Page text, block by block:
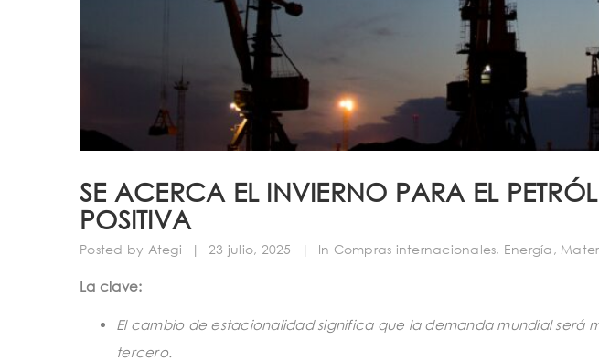
SE ACERCA EL INVIERNO PARA EL
POSITIVA
Posted by Ategi | 23 julio, 2025 | In Compras internacionales, Energía ,
La clave:
El cambio de estacionalidad significa que la demanda mundial será
tercero.